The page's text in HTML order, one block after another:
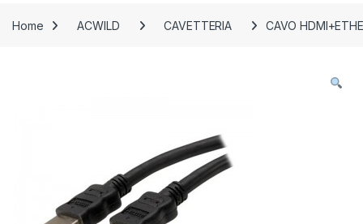
Home ACWILD CAVETTERIA CAVO